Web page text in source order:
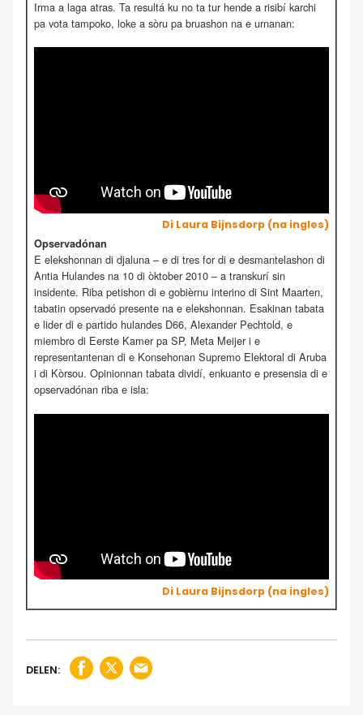
Irma a laga atras. Ta resultá ku no ta tur hende a risibí karchi
pa vota tampoko, loke a sòru pa bruashon na e urnanan:
Di Laura Bijnsdorp (na ingles)
Opservadónan
E elekshonnan di djaluna – e di tres for di e desmantelashon di
Antia Hulandes na 10 di òktober 2010 – a transkurí sin
insidente. Riba petishon di e gobièrnu interino di Sint Maarten,
tabatin opservadó presente na e elekshonnan. Esakinan tabata
e lider di e partido hulandes D66, Alexander Pechtold, e
miembro di Eerste Kamer pa SP, Meta Meijer i e
representantenan di e Konsehonan Supremo Elektoral di Aruba
i di Kòrsou. Opinionnan tabata dividí, enkuanto e presensia di e
opservadónan riba e isla:
Di Laura Bijnsdorp (na ingles)
DELEN: